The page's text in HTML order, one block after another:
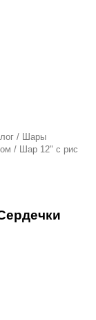
/
Шары
/
Шар 12" с рис